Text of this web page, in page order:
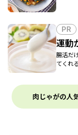
PR
運動
腸活だ
てくれ
肉じゃがの人